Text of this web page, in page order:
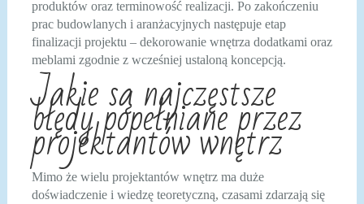
produktów oraz terminowość realizacji. Po zakończeniu
prac budowlanych i aranżacyjnych następuje etap
finalizacji projektu – dekorowanie wnętrza dodatkami oraz
meblami zgodnie z wcześniej ustaloną koncepcją.
Jakie są najczęstsze
błędy popełniane przez
projektantów wnętrz
Mimo że wielu projektantów wnętrz ma duże
doświadczenie i wiedzę teoretyczną, czasami zdarzają się